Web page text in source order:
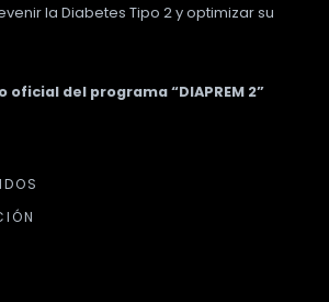
la Diabetes Tipo 2 y optimizar su
del programa “DIAPREM 2”